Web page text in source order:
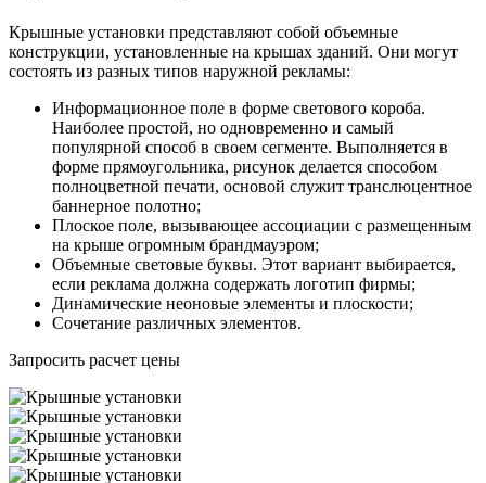
Крышные установки представляют собой объемные
конструкции, установленные на крышах зданий. Они могут
состоять из разных типов наружной рекламы:
Информационное поле в форме светового короба.
Наиболее простой, но одновременно и самый
популярной способ в своем сегменте. Выполняется в
форме прямоугольника, рисунок делается способом
полноцветной печати, основой служит транслюцентное
баннерное полотно;
Плоское поле, вызывающее ассоциации с размещенным
на крыше огромным брандмауэром;
Объемные световые буквы. Этот вариант выбирается,
если реклама должна содержать логотип фирмы;
Динамические неоновые элементы и плоскости;
Сочетание различных элементов.
Запросить расчет цены